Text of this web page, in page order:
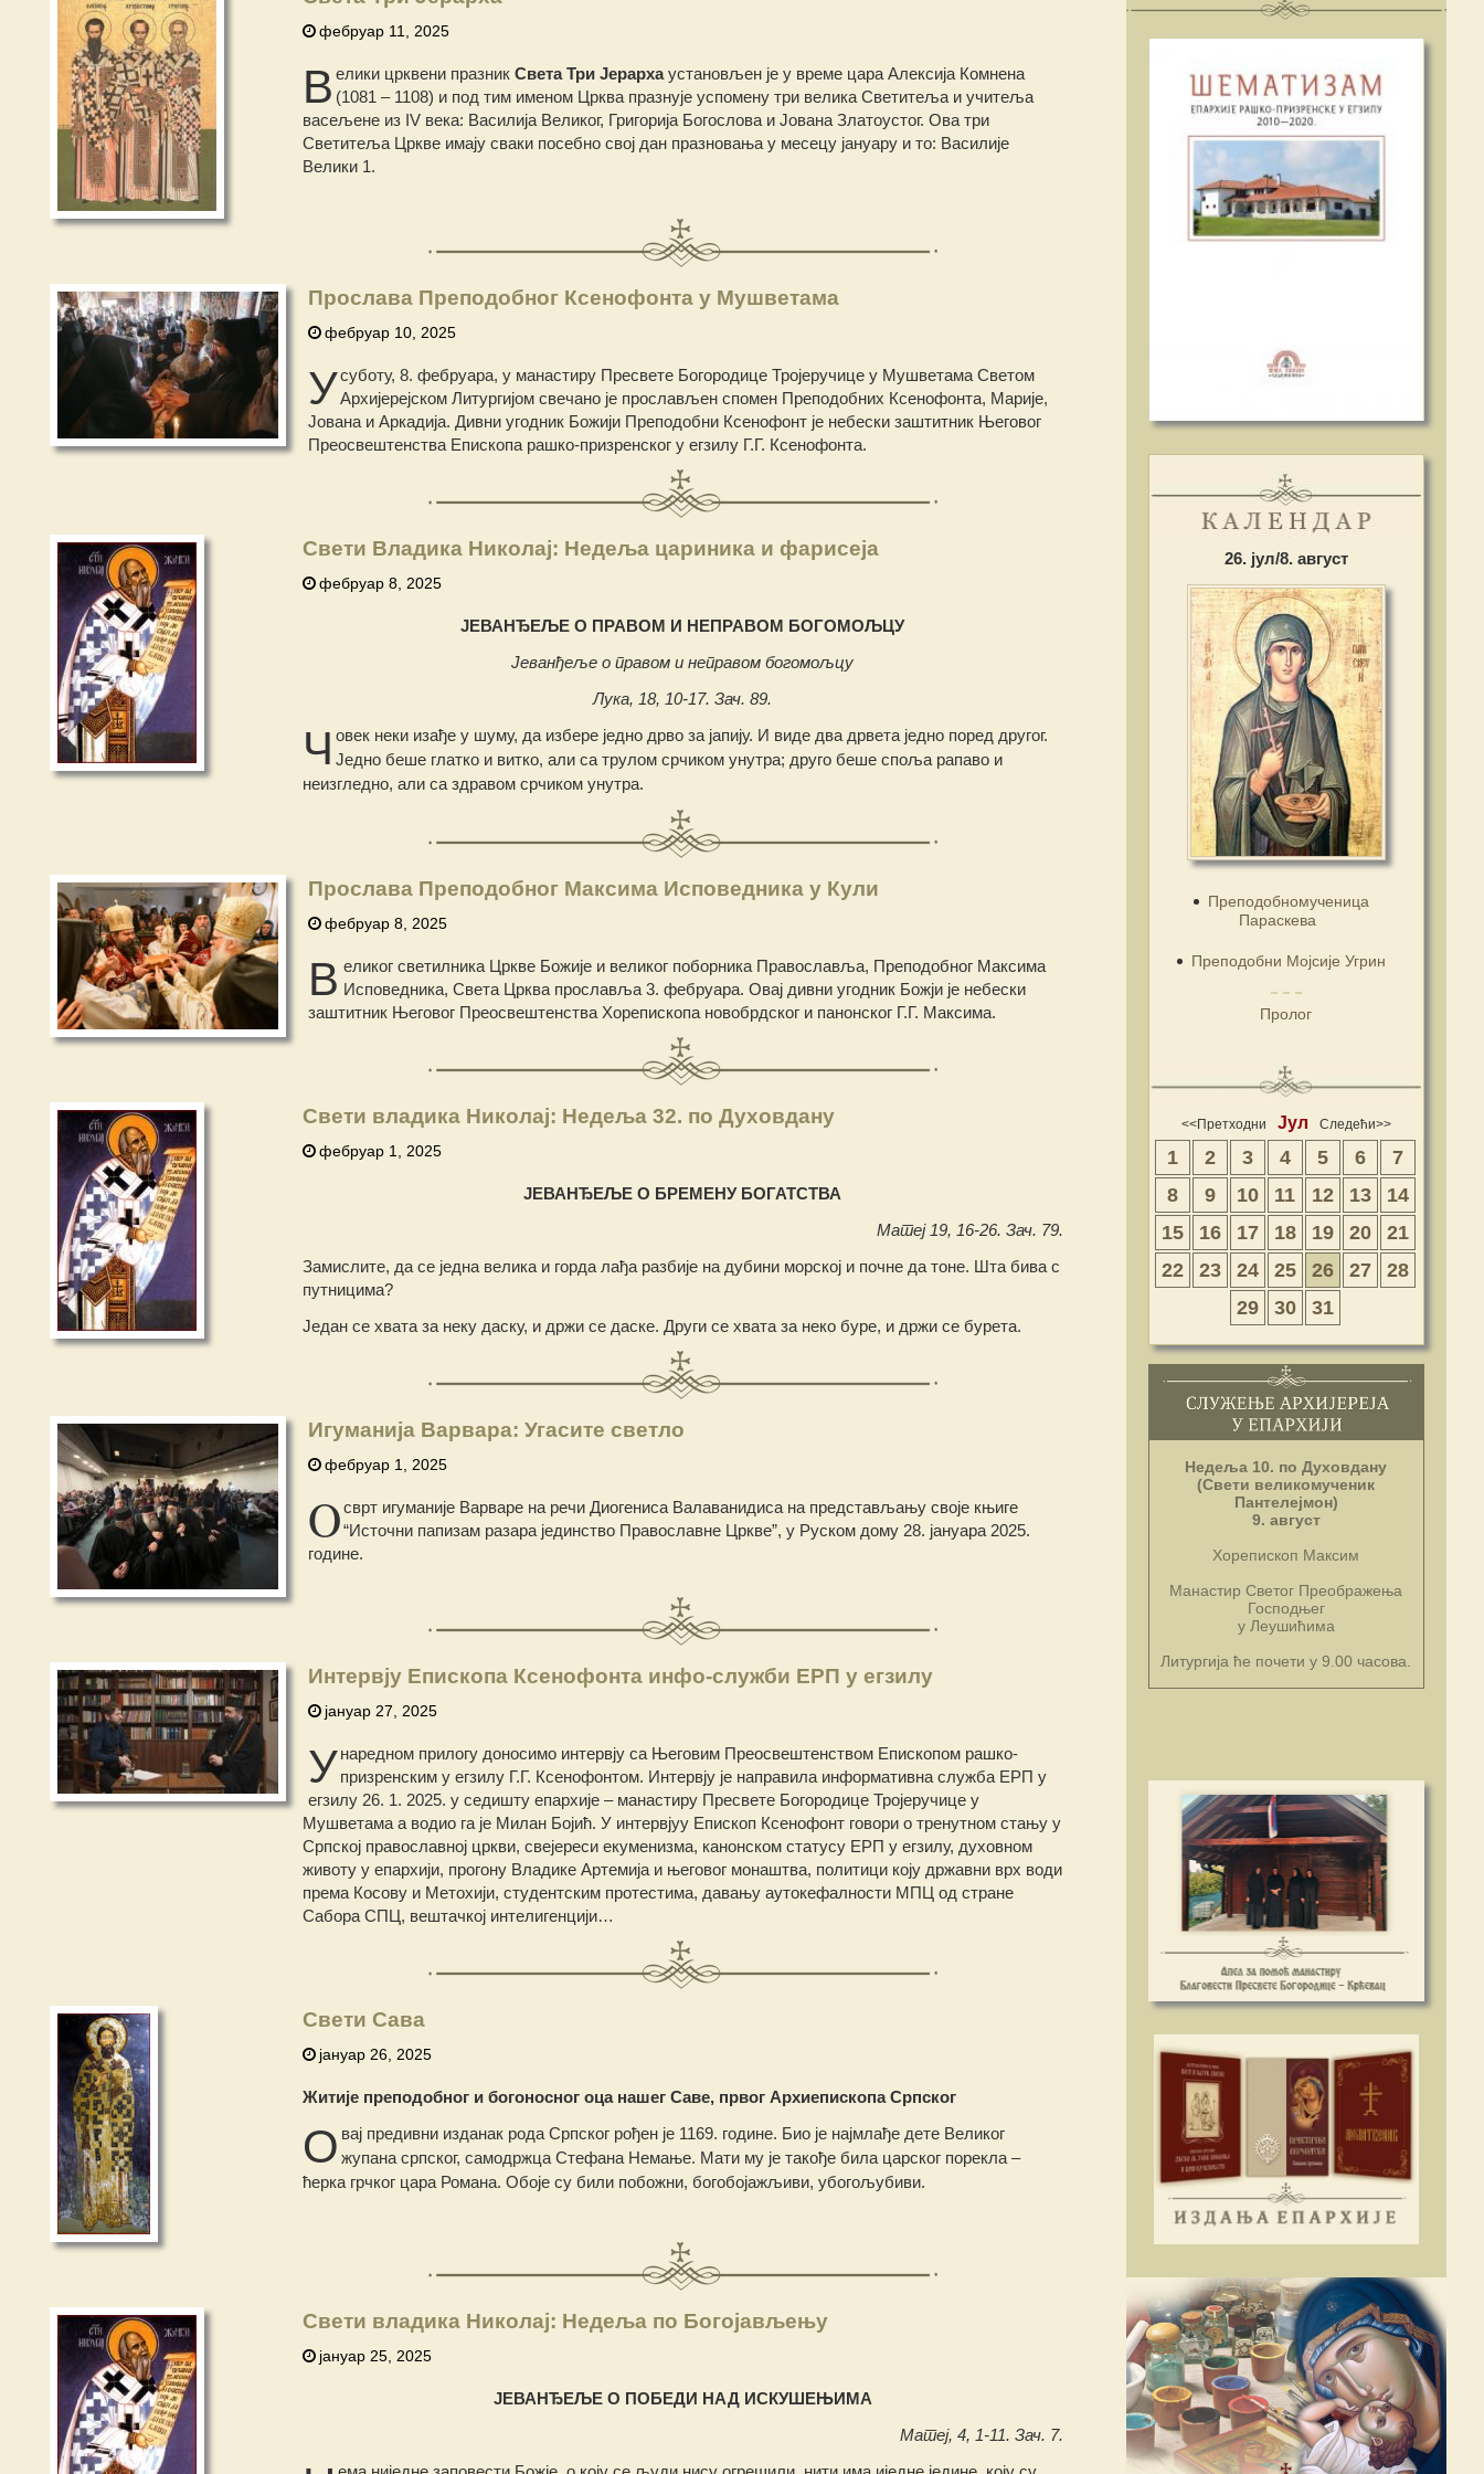
фебруар 11, 2025
В елики црквени празник Света Три Јерархаустановљен је у време цара Алексија Комнена
(1081 – 1108) и под тим именом Црква празнује успомену три велика Светитеља и учитеља
васељене из IV века: Василија Великог, Григорија Богослова и Јована Златоустог. Ова три
Светитеља Цркве имају сваки посебно свој дан празновања у месецу јануару и то: Василије
Велики 1.
Прослава Преподобног Ксенофонта у Мушветама
фебруар 10, 2025
Усуботу, 8. фебруара, у манастиру Пресвете Богородице Тројеручице у Мушветама Светом
Архијерејском Литургијом свечано је прослављен спомен Преподобних Ксенофонта, Марије,
Јована и Аркадија. Дивни угодник Божији Преподобни Ксенофонт је небески заштитник Његовог
Преосвештенства Епископа рашко-призренског у егзилу Г.Г. Ксенофонта.
Свети Владика Николај: Недеља цариника и фарисеја
фебруар 8, 2025
ЈЕВАНЂЕЉЕ O ПРАВОМ И НЕПРАВОМ БОГОМОЉЦУ
Јеванђеље о правом и неправом богомољцу
Лука, 18, 10-17. Зач. 89.
Ч овек неки изађе у шуму, да избере једно дрво за јапију. И виде два дрвета једно поред другог.
Једно беше глатко и витко, али са трулом срчиком унутра; друго беше споља рапаво и
неизгледно, али са здравом срчиком унутра.
Прослава Преподобног Максима Исповедника у Кули
фебруар 8, 2025
В еликог светилника Цркве Божије и великог поборника Православља, Преподобног Максима
Исповедника, Света Црква прославља 3. фебруара. Овај дивни угодник Божји је небески
заштитник Његовог Преосвештенства Хорепископа новобрдског и панонског Г.Г. Максима.
Свети владика Николај: Недеља 32. по Духовдану
фебруар 1, 2025
ЈЕВАНЂЕЉЕ О БРЕМЕНУ БОГАТСТВА
Матеј 19, 16-26. Зач. 79.
Замислите, да се једна велика и горда лађа разбије на дубини морској и почне да тоне. Шта бива с
путницима?
Један се хвата за неку даску, и држи се даске. Други се хвата за неко буре, и држи се бурета.
Игуманија Варвара: Угасите светло
фебруар 1, 2025
Oсврт игуманије Варваре на речи Диогениса Валаванидиса на представљању своје књиге
“Источни папизам разара јединство Православне Цркве”, у Руском дому 28. јануара 2025.
године.
Интервју Епископа Ксенофонта инфо-служби ЕРП у егзилу
јануар 27, 2025
У наредном прилогу доносимо интервју са Његовим Преосвештенством Епископом рашко-
призренским у егзилу Г.Г. Ксенофонтом. Интервју је направила информативна служба ЕРП у
егзилу 26. 1. 2025. у седишту епархије – манастиру Пресвете Богородице Тројеручице у
Мушветама а водио га је Милан Бојић. У интервјуу Епископ Ксенофонт говори о тренутном стању у
Српској православној цркви, свејереси екуменизма, канонском статусу ЕРП у егзилу, духовном
животу у епархији, прогону Владике Артемија и његовог монаштва, политици коју државни врх води
према Косову и Метохији, студентским протестима, давању аутокефалности МПЦ од стране
Сабора СПЦ, вештачкој интелигенцији…
Свети Сава
јануар 26, 2025
Житије преподобног и богоносног оца нашег Саве, првог Архиепископа Српског
О вај предивни изданак рода Српског рођен је 1169. године. Био је најмлађе дете Великог
жупана српског, самодржца Стефана Немање. Мати му је такође била царског порекла –
ћерка грчког цара Романа. Обоје су били побожни, богобојажљиви, убогољубиви.
Свети владика Николај: Недеља пo Богојављењу
јануар 25, 2025
ЈЕВАНЂЕЉЕ О ПОБЕДИ НАД ИСКУШЕЊИМА
Матеј, 4, 1-11. Зач. 7.
26. јул/8. август
Преподобномученица
Параскева
Преподобни Мојсије Угрин
Пролог
<<Претходни Јул Следећи>>
1 2 3 4 5 6
7
8
9 10 11 12 13
14
15
16 17 18 19 20
21
22
23 24 25 26 27
28
29
30 31
Недеља 10. по Духовдану
(Свети великомученик
Пантелејмон)
9. август
Хорепископ Максим
Манастир Светог Преображења
Господњег
у Леушићима
Литургија ће почети у 9.00 часова.